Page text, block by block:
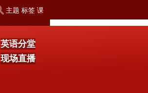
主题 标签 课
英语分堂
现场直播